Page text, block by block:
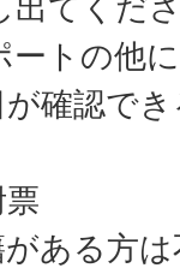
出てくだ
トの他
確認で
ある方